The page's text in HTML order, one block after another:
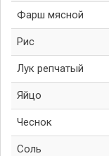
Фарш мясной
Рис
Лук репчатый
Яйцо
Чеснок
Соль